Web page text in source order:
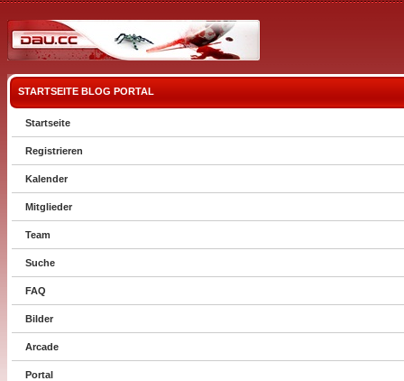
STARTSEITE BLOG PORTAL
Startseite
Registrieren
Kalender
Mitglieder
Team
Suche
FAQ
Bilder
Arcade
Portal